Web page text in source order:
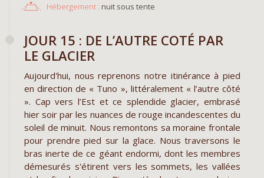
Hébergement : nuit sous tente
JOUR 15 : DE L’AUTRE COTÉ PAR
LE GLACIER
Aujourd'hui, nous reprenons notre itinérance à pied
en direction de « Tuno », littéralement « l’autre côté
». Cap vers l’Est et ce splendide glacier, embrasé
hier soir par les nuances de rouge incandescentes du
soleil de minuit. Nous remontons sa moraine frontale
pour prendre pied sur la glace. Nous traversons le
bras inerte de ce géant endormi, dont les membres
démesurés s'étirent vers les sommets, les vallées